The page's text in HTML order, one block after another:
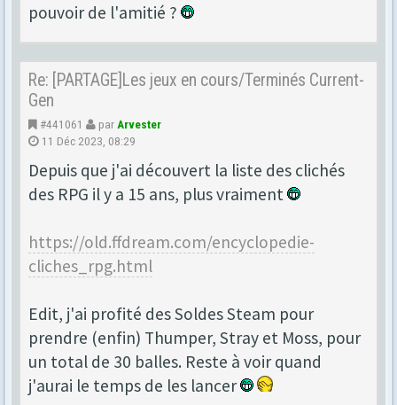
pouvoir de l'amitié ?
Re: [PARTAGE]Les jeux en cours/Terminés Current-
Gen
#441061 par Arvester
11 Déc 2023, 08:29
Depuis que j'ai découvert la liste des clichés
des RPG il y a 15 ans, plus vraiment
https://old.ffdream.com/encyclopedie-
cliches_rpg.html
Edit, j'ai profité des Soldes Steam pour
prendre (enfin) Thumper, Stray et Moss, pour
un total de 30 balles. Reste à voir quand
j'aurai le temps de les lancer